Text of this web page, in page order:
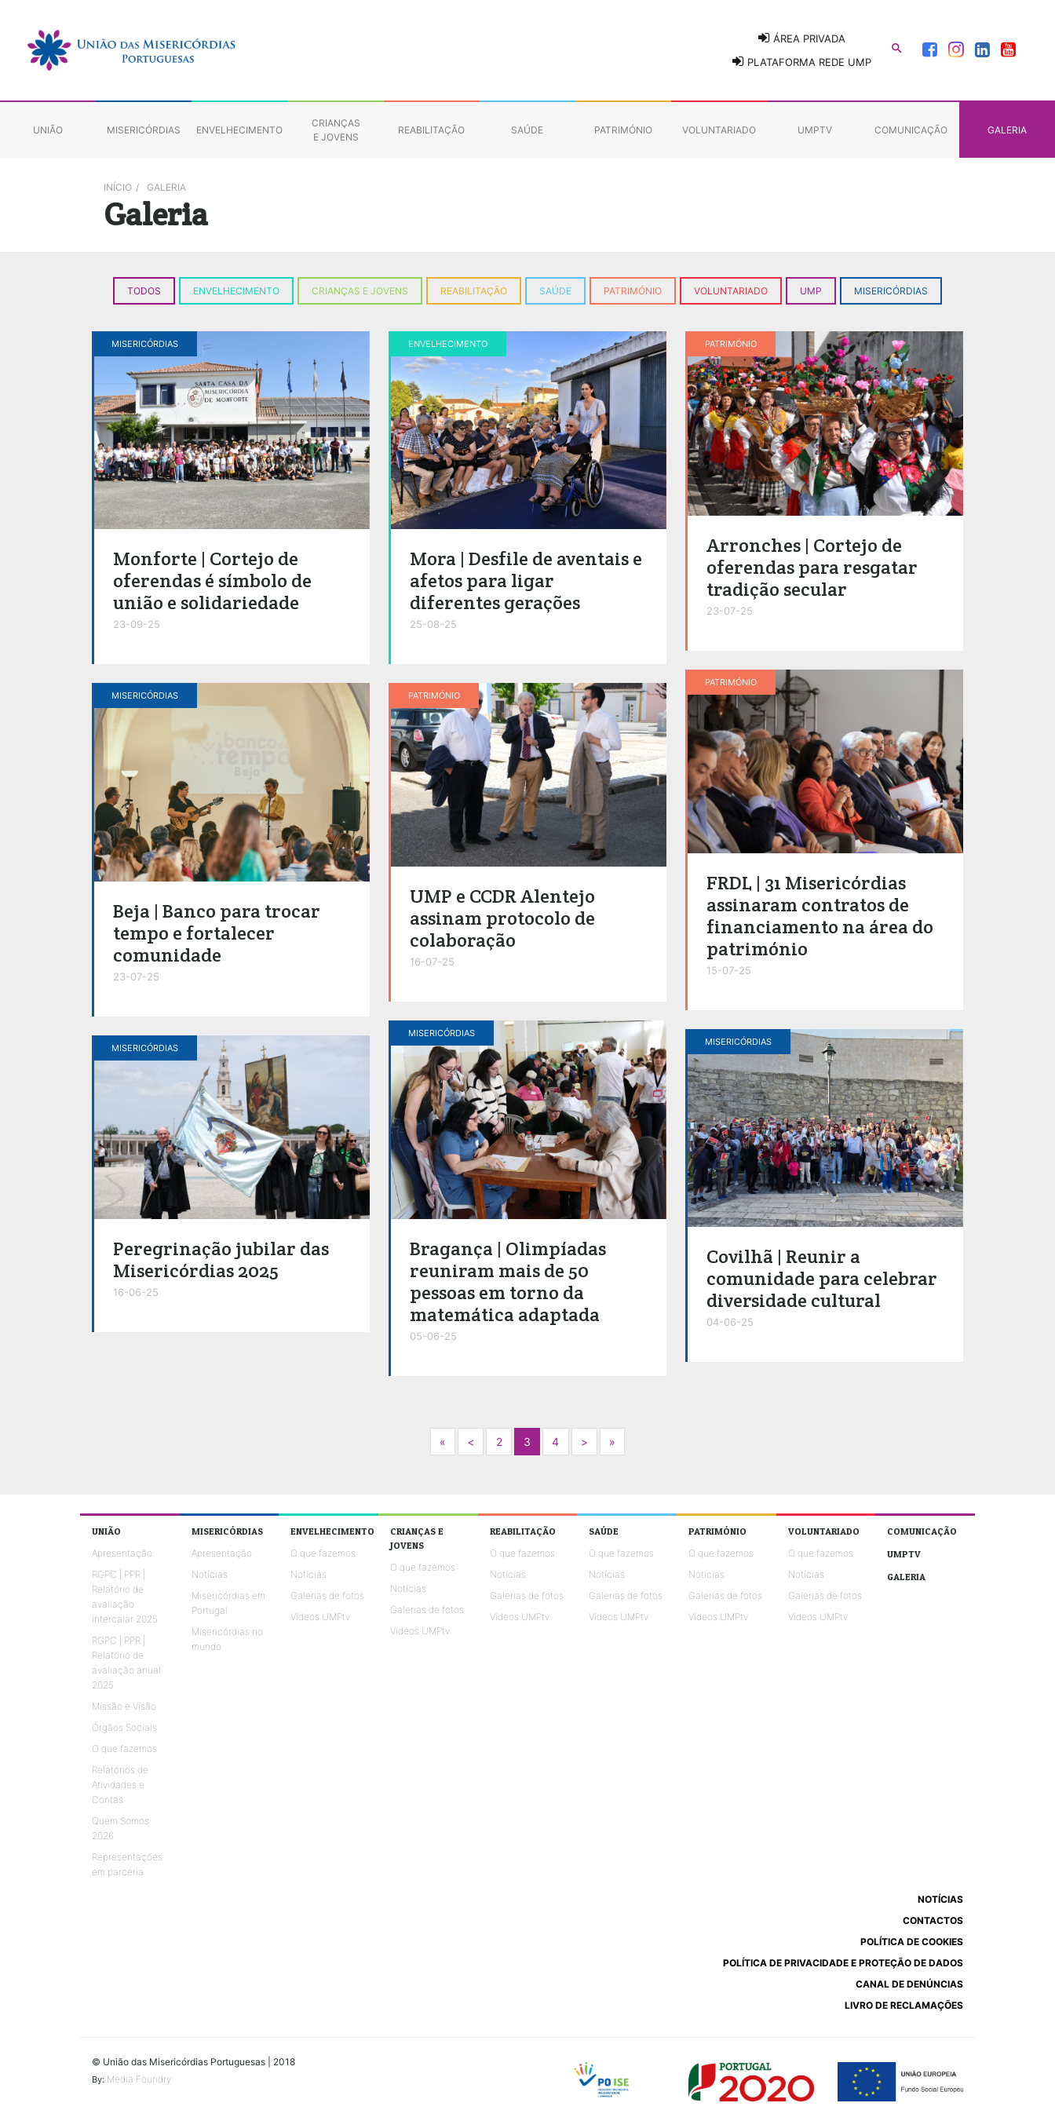
ÁREA PRIVADA
PLATAFORMA REDE UMP

UNIÃO MISERICÓRDIAS ENVELHECIMENTO
CRIANÇAS
E JOVENS
REABILITAÇÃO SAÚDE PATRIMÓNIO VOLUNTARIADO UMPTV COMUNICAÇÃO GALERIA
INÍCIO / GALERIA
Galeria
TODOS ENVELHECIMENTO CRIANÇAS E JOVENS REABILITAÇÃO SAÚDE PATRIMÓNIO VOLUNTARIADO UMP MISERICÓRDIAS
MISERICÓRDIAS
Monforte | Cortejo de
oferendas é símbolo de
união e solidariedade
23-09-25
MISERICÓRDIAS
Beja | Banco para trocar
tempo e fortalecer
comunidade
23-07-25
MISERICÓRDIAS
Peregrinação jubilar das
Misericórdias 2025
16-06-25
ENVELHECIMENTO
Mora | Desfile de aventais e
afetos para ligar
diferentes gerações
25-08-25
PATRIMÓNIO
UMP e CCDR Alentejo
assinam protocolo de
colaboração
16-07-25
MISERICÓRDIAS
Bragança | Olimpíadas
reuniram mais de 50
pessoas em torno da
matemática adaptada
05-06-25
PATRIMÓNIO
Arronches | Cortejo de
oferendas para resgatar
tradição secular
23-07-25
PATRIMÓNIO
FRDL | 31 Misericórdias
assinaram contratos de
financiamento na área do
património
15-07-25
MISERICÓRDIAS
Covilhã | Reunir a
comunidade para celebrar
diversidade cultural
04-06-25
«Next< Previous
2 3 4 >Next»
UNIÃO
Apresentação
RGPC | PPR |
Relatório de
avaliação
intercalar 2025
RGPC | PPR |
Relatório de
avaliação anual
2025
Missão e Visão
Órgãos Sociais
O que fazemos
Relatórios de
Atividades e
Contas
Quem Somos
2026
Representações
em parceria
MISERICÓRDIAS
Apresentação
Notícias
Misericórdias em
Portugal
Misericórdias no
mundo
ENVELHECIMENTO
O que fazemos
Notícias
Galerias de fotos
Vídeos UMPtv
CRIANÇAS E
JOVENS
O que fazemos
Notícias
Galerias de fotos
Vídeos UMPtv
REABILITAÇÃO
O que fazemos
Notícias
Galerias de fotos
Vídeos UMPtv
SAÚDE
O que fazemos
Notícias
Galerias de fotos
Vídeos UMPtv
PATRIMÓNIO
O que fazemos
Notícias
Galerias de fotos
Vídeos UMPtv
VOLUNTARIADO
O que fazemos
Notícias
Galerias de fotos
Vídeos UMPtv
COMUNICAÇÃO
UMPTV
GALERIA
NOTÍCIAS
CONTACTOS
POLÍTICA DE COOKIES
POLÍTICA DE PRIVACIDADE E PROTEÇÃO DE DADOS
CANAL DE DENÚNCIAS
LIVRO DE RECLAMAÇÕES
© União das Misericórdias Portuguesas | 2018
By: Media Foundry